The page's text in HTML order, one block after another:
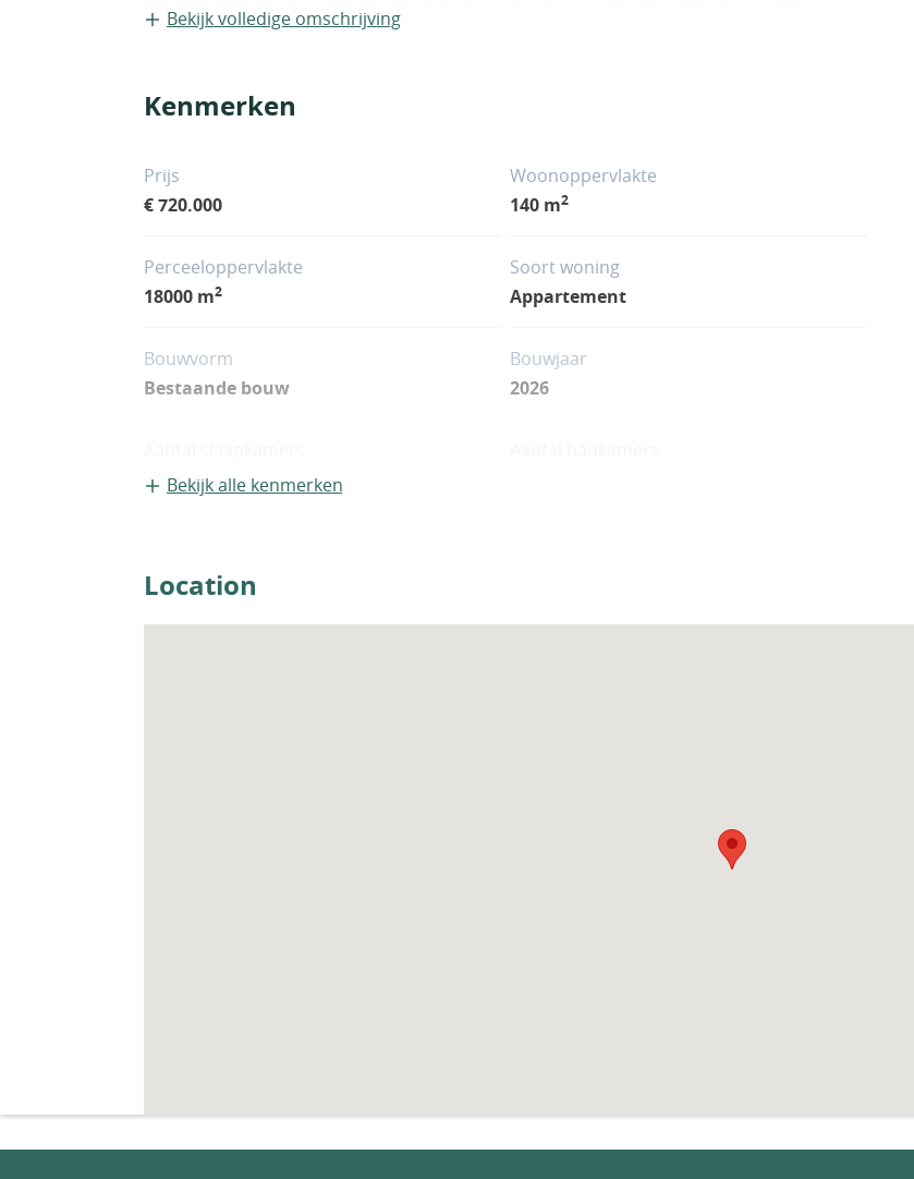
woningen hebben 2 slaapkamers en een woonkamer met open keuken. BJV-00469
Bekijk volledige omschrijving
Kenmerken
Prijs
€ 720.000
Woonoppervlakte
140 m2
Perceeloppervlakte
18000 m2
Soort woning
Appartement
Bouwvorm
Bestaande bouw
Bouwjaar
2026
3
Airco
Zwembad
Bekijk alle kenmerken
Location